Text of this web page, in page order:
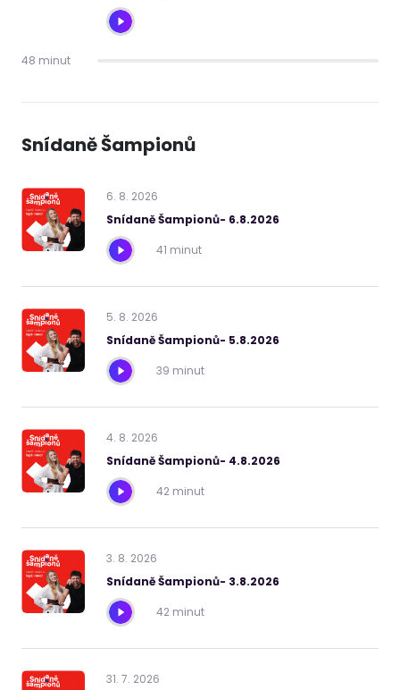
48 minut
Snídaně Šampionů
6. 8. 2026
Snídaně Šampionů- 6.8.2026
41 minut
5. 8. 2026
Snídaně Šampionů- 5.8.2026
39 minut
4. 8. 2026
Snídaně Šampionů- 4.8.2026
42 minut
3. 8. 2026
Snídaně Šampionů- 3.8.2026
42 minut
31. 7. 2026